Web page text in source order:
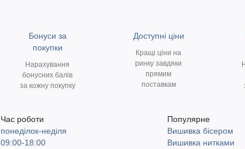
Бонуси за
покупки
Нарахування
бонусних балів
за кожну покупку
Доступні ціни
Кращі ціни на
ринку завдяки
прямим
поставкам
Час роботи
понеділок-неділя
09:00-18:00
Популярне
Вишивка бісером
Вишивка нитками